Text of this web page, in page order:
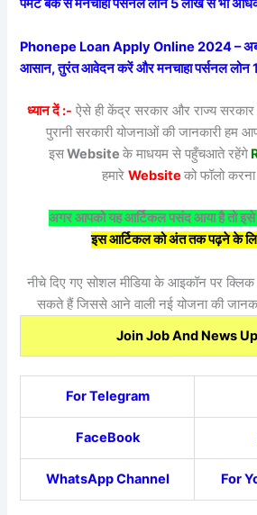
पेमेंट बैंक से मनचाहा पर्सनल लोन 5 लाख से भी
Phonepe Loan Apply Online 2024 – अब
आसान, तुरंत आवेदन करें और मनचाहा पर्सनल
ध्यान दें :- ऐसे ही केंद्र सरकार और राज्य सरकार
पुरानी सरकारी योजनाओं की जानकारी
इसWebsite के माधयम से पहुँचआते रहेंगे
हमारे Website को फॉलो
अगर आपको यह आर्टिकल पसंद आया है तो
इस आर्टिकल को अंत तक पढ़ने के
नीचे दिए गए सोशल मीडिया के आइकॉन पर
सकते हैं जिससे आने वाली नई योजना की
Join Job And News
For Telegram
FaceBook
WhatsApp Channel For